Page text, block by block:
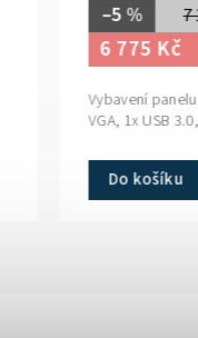
7 132
–5 %
6 775 Kč
Do košíku
Vybavení panelu
VGA, 1x USB 3.0, 1x